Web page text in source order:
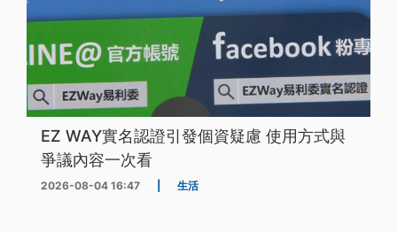
EZ WAY實名認證引發個資疑慮 使用方式與
爭議內容一次看
2026-08-04 16:47 生活